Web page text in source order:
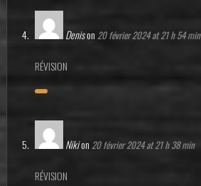
Denison 20 février 2024 at 21 h 54 min
RÉVISION
Nikion 20 février 2024 at 21 h 38 min
RÉVISION